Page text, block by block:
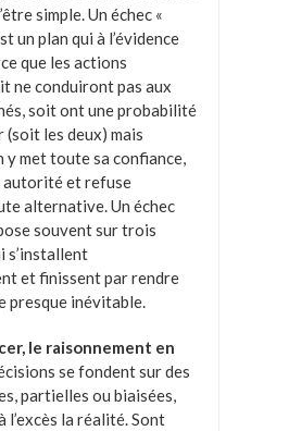
simple. Un échec «
un plan qui à l’évidence
que les actions
ne conduiront pas aux
soit ont une probabilité
(soit les deux) mais
y met toute sa confiance,
autorité et refuse
alternative. Un échec
souvent sur trois
s’installent
et finissent par rendre
presque inévitable.
le raisonnement en
se fondent sur des
partielles ou biaisées,
l’excès la réalité. Sont